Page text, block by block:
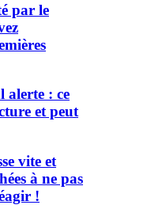
par le
alerte : ce
et peut
vite et
à ne pas
!